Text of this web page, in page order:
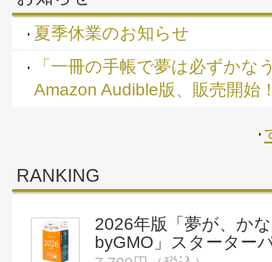
夏季休業のお知らせ
「一冊の手帳で夢は必ずかな
Amazon Audible版、販売開始
RANKING
2026年版「夢が、か
byGMO」スターター